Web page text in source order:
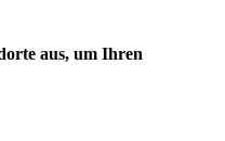
aus, um Ihren